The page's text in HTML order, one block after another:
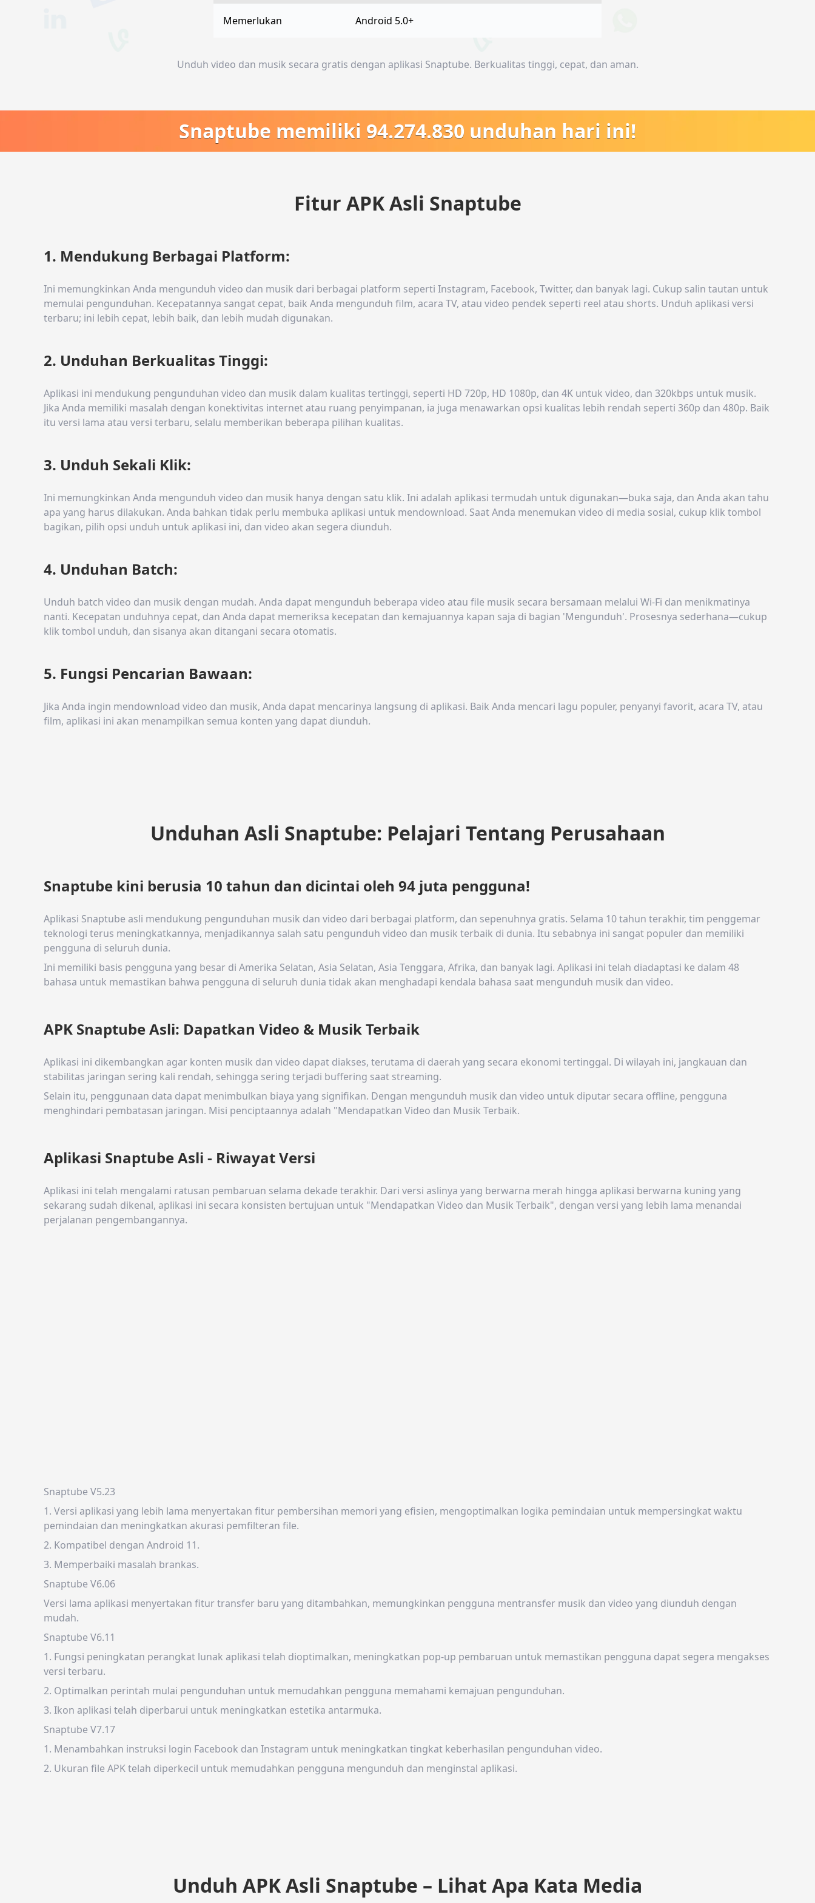
Memerlukan Android 5.0+
Unduh video dan musik secara gratis dengan aplikasi Snaptube. Berkualitas tinggi, cepat, dan aman.
Snaptube memiliki 94.274.830 unduhan hari ini!
Fitur APK Asli Snaptube
1. Mendukung Berbagai Platform:
Ini memungkinkan Anda mengunduh video dan musik dari berbagai platform seperti Instagram, Facebook, Twitter, dan banyak lagi. Cukup salin tautan untuk
memulai pengunduhan. Kecepatannya sangat cepat, baik Anda mengunduh film, acara TV, atau video pendek seperti reel atau shorts. Unduh aplikasi versi
terbaru; ini lebih cepat, lebih baik, dan lebih mudah digunakan.
2. Unduhan Berkualitas Tinggi:
Aplikasi ini mendukung pengunduhan video dan musik dalam kualitas tertinggi, seperti HD 720p, HD 1080p, dan 4K untuk video, dan 320kbps untuk musik.
Jika Anda memiliki masalah dengan konektivitas internet atau ruang penyimpanan, ia juga menawarkan opsi kualitas lebih rendah seperti 360p dan 480p. Baik
itu versi lama atau versi terbaru, selalu memberikan beberapa pilihan kualitas.
3. Unduh Sekali Klik:
Ini memungkinkan Anda mengunduh video dan musik hanya dengan satu klik. Ini adalah aplikasi termudah untuk digunakan—buka saja, dan Anda akan tahu
apa yang harus dilakukan. Anda bahkan tidak perlu membuka aplikasi untuk mendownload. Saat Anda menemukan video di media sosial, cukup klik tombol
bagikan, pilih opsi unduh untuk aplikasi ini, dan video akan segera diunduh.
4. Unduhan Batch:
Unduh batch video dan musik dengan mudah. Anda dapat mengunduh beberapa video atau file musik secara bersamaan melalui Wi-Fi dan menikmatinya
nanti. Kecepatan unduhnya cepat, dan Anda dapat memeriksa kecepatan dan kemajuannya kapan saja di bagian 'Mengunduh'. Prosesnya sederhana—cukup
klik tombol unduh, dan sisanya akan ditangani secara otomatis.
5. Fungsi Pencarian Bawaan:
Jika Anda ingin mendownload video dan musik, Anda dapat mencarinya langsung di aplikasi. Baik Anda mencari lagu populer, penyanyi favorit, acara TV, atau
film, aplikasi ini akan menampilkan semua konten yang dapat diunduh.
Unduhan Asli Snaptube: Pelajari Tentang Perusahaan
Snaptube kini berusia 10 tahun dan dicintai oleh 94 juta pengguna!
Aplikasi Snaptube asli mendukung pengunduhan musik dan video dari berbagai platform, dan sepenuhnya gratis. Selama 10 tahun terakhir, tim penggemar
teknologi terus meningkatkannya, menjadikannya salah satu pengunduh video dan musik terbaik di dunia. Itu sebabnya ini sangat populer dan memiliki
pengguna di seluruh dunia.
Ini memiliki basis pengguna yang besar di Amerika Selatan, Asia Selatan, Asia Tenggara, Afrika, dan banyak lagi. Aplikasi ini telah diadaptasi ke dalam 48
bahasa untuk memastikan bahwa pengguna di seluruh dunia tidak akan menghadapi kendala bahasa saat mengunduh musik dan video.
APK Snaptube Asli: Dapatkan Video & Musik Terbaik
Aplikasi ini dikembangkan agar konten musik dan video dapat diakses, terutama di daerah yang secara ekonomi tertinggal. Di wilayah ini, jangkauan dan
stabilitas jaringan sering kali rendah, sehingga sering terjadi buffering saat streaming.
Selain itu, penggunaan data dapat menimbulkan biaya yang signifikan. Dengan mengunduh musik dan video untuk diputar secara offline, pengguna
menghindari pembatasan jaringan. Misi penciptaannya adalah "Mendapatkan Video dan Musik Terbaik.
Aplikasi Snaptube Asli - Riwayat Versi
Aplikasi ini telah mengalami ratusan pembaruan selama dekade terakhir. Dari versi aslinya yang berwarna merah hingga aplikasi berwarna kuning yang
sekarang sudah dikenal, aplikasi ini secara konsisten bertujuan untuk "Mendapatkan Video dan Musik Terbaik", dengan versi yang lebih lama menandai
perjalanan pengembangannya.
Snaptube V5.23
1. Versi aplikasi yang lebih lama menyertakan fitur pembersihan memori yang efisien, mengoptimalkan logika pemindaian untuk mempersingkat waktu
pemindaian dan meningkatkan akurasi pemfilteran file.
2. Kompatibel dengan Android 11.
3. Memperbaiki masalah brankas.
Snaptube V6.06
Versi lama aplikasi menyertakan fitur transfer baru yang ditambahkan, memungkinkan pengguna mentransfer musik dan video yang diunduh dengan
mudah.
Snaptube V6.11
1. Fungsi peningkatan perangkat lunak aplikasi telah dioptimalkan, meningkatkan pop-up pembaruan untuk memastikan pengguna dapat segera mengakses
versi terbaru.
2. Optimalkan perintah mulai pengunduhan untuk memudahkan pengguna memahami kemajuan pengunduhan.
3. Ikon aplikasi telah diperbarui untuk meningkatkan estetika antarmuka.
Snaptube V7.17
1. Menambahkan instruksi login Facebook dan Instagram untuk meningkatkan tingkat keberhasilan pengunduhan video.
2. Ukuran file APK telah diperkecil untuk memudahkan pengguna mengunduh dan menginstal aplikasi.
Unduh APK Asli Snaptube – Lihat Apa Kata Media